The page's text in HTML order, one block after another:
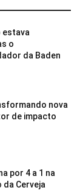
estava
o
da Baden
nova
de impacto
por 4 a 1 na
da Cerveja